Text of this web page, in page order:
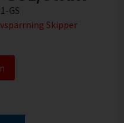
GS
Skipper